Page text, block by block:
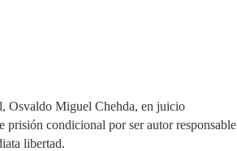
Osvaldo Miguel Chehda, en juicio
prisión condicional por ser autor responsable
libertad.